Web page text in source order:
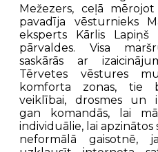
Mežezers, ceļā
pavadīja vēsturnieks
eksperts Kārlis Lapiņš
pārvaldes. Visa
saskārās ar
Tērvetes vēstures
komforta zonas, tie
veiklībai, drosmes un
gan komandās, lai
individuālie, lai
neformālā gaisotnē,